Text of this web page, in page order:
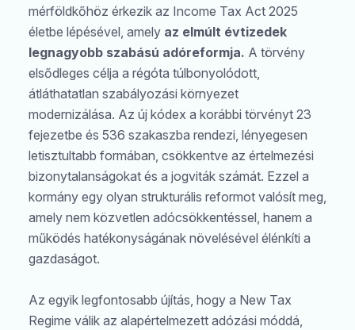
mérföldkőhöz érkezik az Income Tax Act 2025
életbe lépésével, amely az elmúlt évtizedek
legnagyobb szabású adóreformja. A törvény
elsődleges célja a régóta túlbonyolódott,
átláthatatlan szabályozási környezet
modernizálása. Az új kódex a korábbi törvényt 23
fejezetbe és 536 szakaszba rendezi, lényegesen
letisztultabb formában, csökkentve az értelmezési
bizonytalanságokat és a jogviták számát. Ezzel a
kormány egy olyan strukturális reformot valósít meg,
amely nem közvetlen adócsökkentéssel, hanem a
működés hatékonyságának növelésével élénkíti a
gazdaságot.
Az egyik legfontosabb újítás, hogy a New Tax
Regime válik az alapértelmezett adózási móddá,